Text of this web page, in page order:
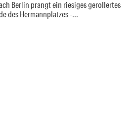
Berlin prangt ein riesiges gerollertes
des Hermannplatzes -...